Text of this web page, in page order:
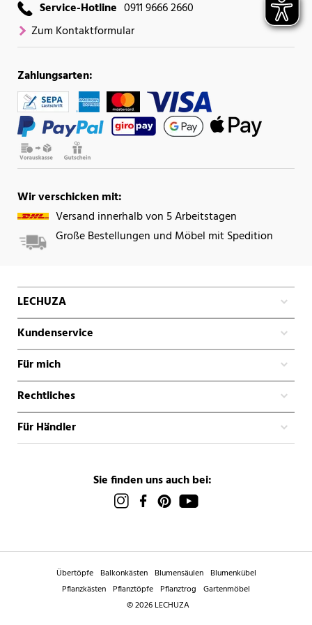
Service-Hotline 0911 9666 2660
Zum Kontaktformular
Zahlungsarten:
Wir verschicken mit:
Versand innerhalb von 5 Arbeitstagen
Große Bestellungen und Möbel mit Spedition
LECHUZA
Kundenservice
Für mich
Rechtliches
Für Händler
Sie finden uns auch bei:
Übertöpfe Balkonkästen Blumensäulen Blumenkübel
Pflanzkästen Pflanztöpfe Pflanztrog Gartenmöbel
© 2026 LECHUZA